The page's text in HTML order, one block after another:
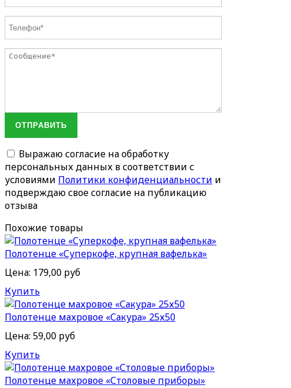
ОТПРАВИТЬ
Выражаю согласие на обработку
персональных данных в соответствии с
условиями Политики конфиденциальности и
подверждаю свое согласие на публикацию
отзыва
Похожие товары
Полотенце «Суперкофе, крупная вафелька»
Цена: 179,00 руб
Купить
Полотенце махровое «Сакура» 25х50
Цена: 59,00 руб
Купить
Полотенце махровое «Столовые приборы»